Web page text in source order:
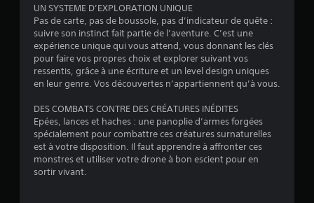
i
o
n
s
UN SYSTEME D’EXPLORATION UNIQUE
Pas de carte, pas de boussole, pas d’indicateur de quête :
suivre son instinct fait partie de l’aventure. C’est une
expérience unique qui vous attend, vous donnant les clés
pour faire vos propres choix et explorer suivant vos
ressentis, grâce à une écriture et un level design uniques
en leur genre. Vos découvertes n’appartiennent qu’à vous.
DES COMBATS CONTRE DES CRÉATURES INÉDITES
Epées, lances et haches : une panoplie d’armes forgées
spécialement pour combattre ces créatures surnaturelles
est à votre disposition. Il faut apprendre à affronter ces
monstres et utiliser votre drone à bon escient pour en
sortir vivant.